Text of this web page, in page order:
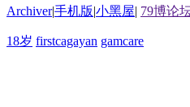
Archiver|手机版|小黑屋| 79博论
18岁 firstcagayan gamcare